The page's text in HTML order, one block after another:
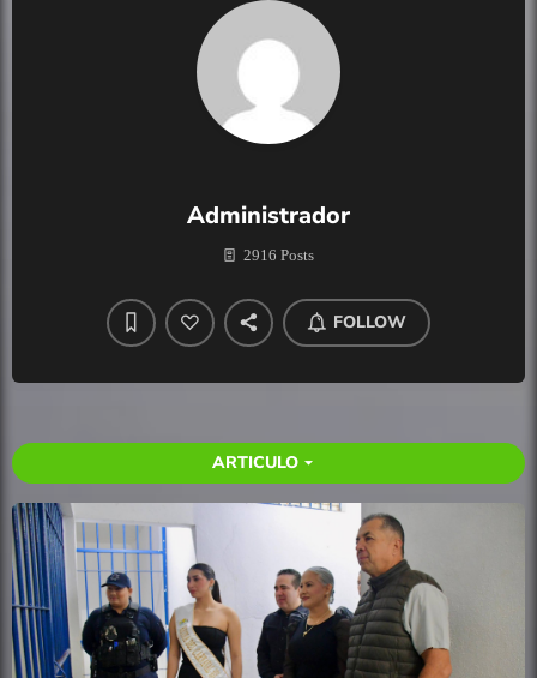
Administrador
2916 Posts
FOLLOW
ARTICULO arrow_drop_down